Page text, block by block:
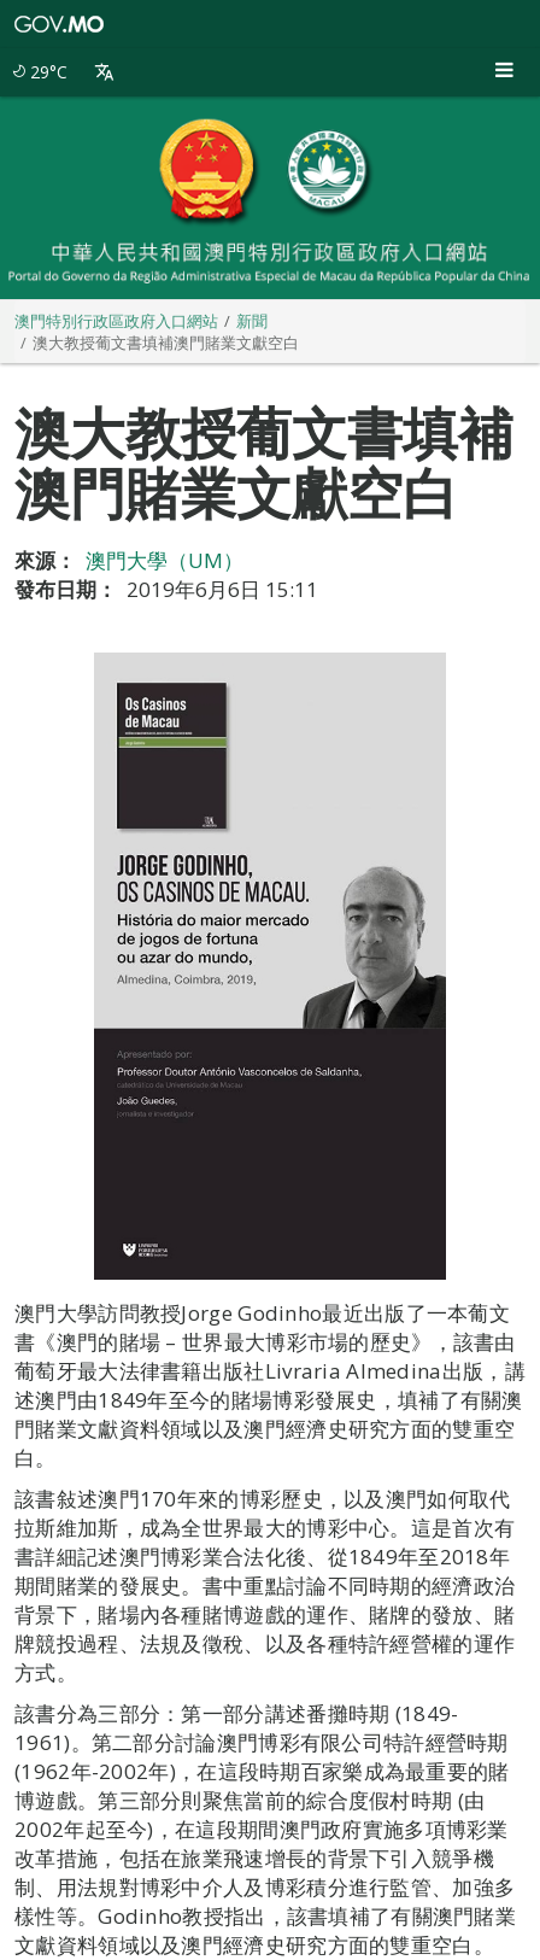
29°C
澳門特別行政區政府入口網站
新聞
澳大教授葡文書填補澳門賭業文獻空白
澳大教授葡文書填補
澳門賭業文獻空白
來源：
澳門大學（UM）
發布日期：
2019年6月6日 15:11
澳門大學訪問教授Jorge Godinho最近出版了一本葡文
書《澳門的賭場 – 世界最大博彩市場的歷史》，該書由
葡萄牙最大法律書籍出版社Livraria Almedina出版，講
述澳門由1849年至今的賭場博彩發展史，填補了有關澳
門賭業文獻資料領域以及澳門經濟史研究方面的雙重空
白。
該書敍述澳門170年來的博彩歷史，以及澳門如何取代
拉斯維加斯，成為全世界最大的博彩中心。這是首次有
書詳細記述澳門博彩業合法化後、從1849年至2018年
期間賭業的發展史。書中重點討論不同時期的經濟政治
背景下，賭場內各種賭博遊戲的運作、賭牌的發放、賭
牌競投過程、法規及徵稅、以及各種特許經營權的運作
方式。
該書分為三部分：第一部分講述番攤時期 (1849-
1961)。第二部分討論澳門博彩有限公司特許經營時期
(1962年-2002年)，在這段時期百家樂成為最重要的賭
博遊戲。第三部分則聚焦當前的綜合度假村時期 (由
2002年起至今)，在這段期間澳門政府實施多項博彩業
改革措施，包括在旅業飛速增長的背景下引入競爭機
制、用法規對博彩中介人及博彩積分進行監管、加強多
樣性等。Godinho教授指出，該書填補了有關澳門賭業
文獻資料領域以及澳門經濟史研究方面的雙重空白。